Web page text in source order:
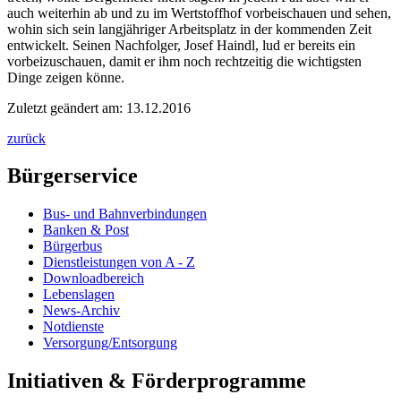
auch weiterhin ab und zu im Wertstoffhof vorbeischauen und sehen,
wohin sich sein langjähriger Arbeitsplatz in der kommenden Zeit
entwickelt. Seinen Nachfolger, Josef Haindl, lud er bereits ein
vorbeizuschauen, damit er ihm noch rechtzeitig die wichtigsten
Dinge zeigen könne.
Zuletzt geändert am: 13.12.2016
zurück
Bürgerservice
Bus- und Bahnverbindungen
Banken & Post
Bürgerbus
Dienstleistungen von A - Z
Downloadbereich
Lebenslagen
News-Archiv
Notdienste
Versorgung/Entsorgung
Initiativen & Förderprogramme